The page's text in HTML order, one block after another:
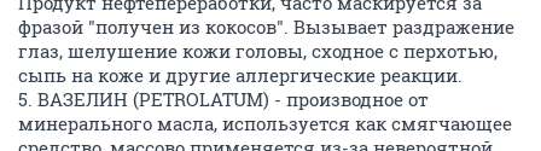
фразой "получен из кокосов". Вызывает раздражение
глаз, шелушение кожи головы, сходное с перхотью,
сыпь на коже и другие аллергические реакции.
5. ВАЗЕЛИН (PETROLATUM) - производное от
минерального масла, используется как смягчающее